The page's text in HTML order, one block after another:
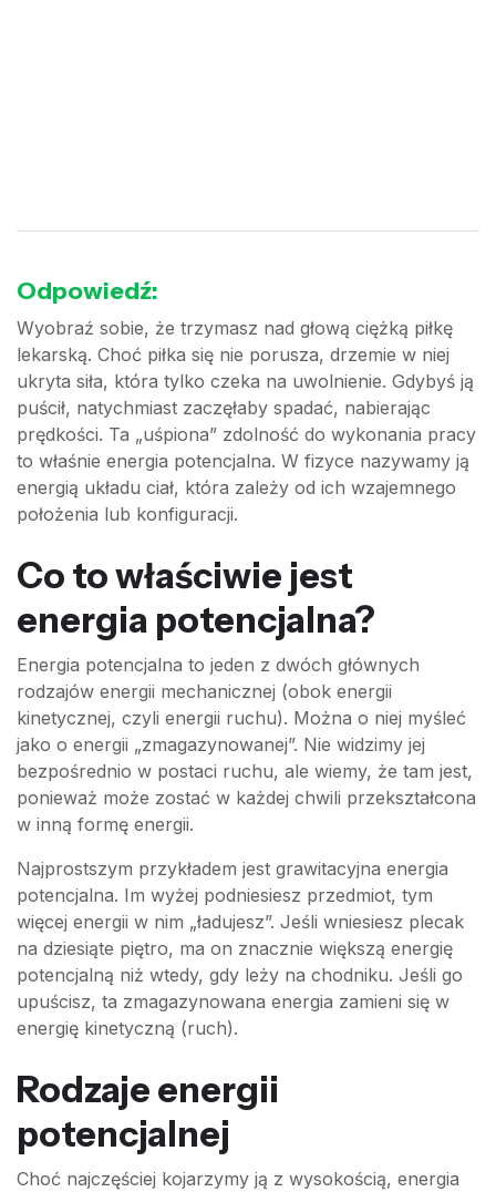
Odpowiedź:
Wyobraź sobie, że trzymasz nad głową ciężką piłkę
lekarską. Choć piłka się nie porusza, drzemie w niej
ukryta siła, która tylko czeka na uwolnienie. Gdybyś ją
puścił, natychmiast zaczęłaby spadać, nabierając
prędkości. Ta „uśpiona” zdolność do wykonania pracy
to właśnie energia potencjalna. W fizyce nazywamy ją
energią układu ciał, która zależy od ich wzajemnego
położenia lub konfiguracji.
Co to właściwie jest
energia potencjalna?
Energia potencjalna to jeden z dwóch głównych
rodzajów energii mechanicznej (obok energii
kinetycznej, czyli energii ruchu). Można o niej myśleć
jako o energii „zmagazynowanej”. Nie widzimy jej
bezpośrednio w postaci ruchu, ale wiemy, że tam jest,
ponieważ może zostać w każdej chwili przekształcona
w inną formę energii.
Najprostszym przykładem jest grawitacyjna energia
potencjalna. Im wyżej podniesiesz przedmiot, tym
więcej energii w nim „ładujesz”. Jeśli wniesiesz plecak
na dziesiąte piętro, ma on znacznie większą energię
potencjalną niż wtedy, gdy leży na chodniku. Jeśli go
upuścisz, ta zmagazynowana energia zamieni się w
energię kinetyczną (ruch).
Rodzaje energii
potencjalnej
Choć najczęściej kojarzymy ją z wysokością, energia